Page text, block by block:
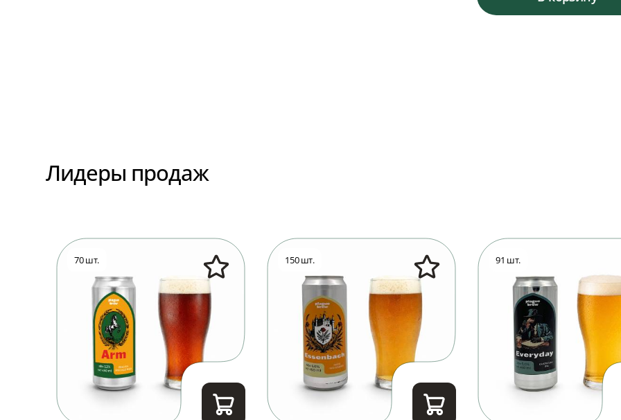
Лидеры продаж
70 шт. 150 шт. 91 шт.